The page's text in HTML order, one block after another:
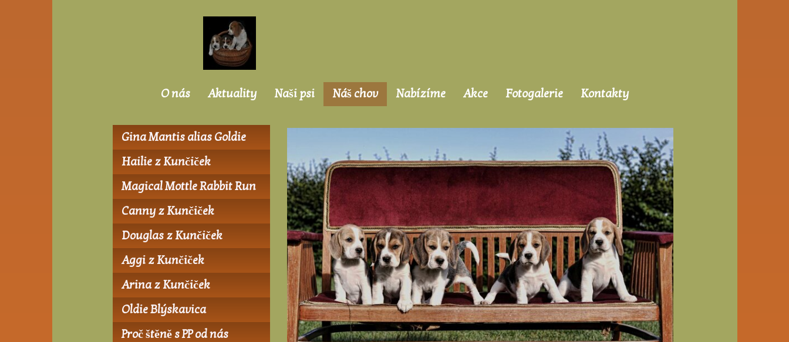
Gina Mantis alias Goldie
Hailie z Kunčiček
Magical Mottle Rabbit Run
Canny z Kunčiček
Douglas z Kunčiček
Aggi z Kunčiček
Arina z Kunčiček
Oldie Blýskavica
Proč štěně s PP od nás
O nás Aktuality Naši psi Náš chov Nabízíme Akce Fotogalerie Kontakty